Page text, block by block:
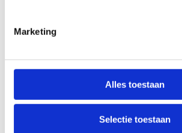
Marketing
Alles toestaan
Selectie toestaan